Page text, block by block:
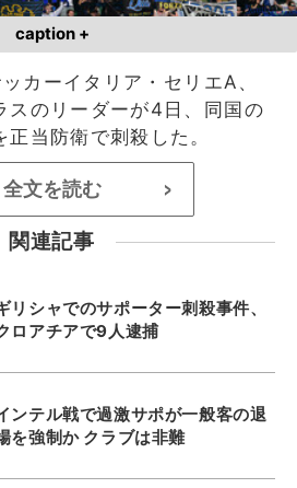
caption +
カーイタリア・セリエA、
スのリーダーが4日、同国の
当防衛で刺殺した。
全文を読む >
関連記事
リシャでのサポーター刺殺事件、
ロアチアで9人逮捕
ンテル戦で過激サポが一般客の退
を強制か クラブは非難